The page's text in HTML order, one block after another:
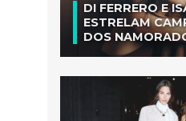
DI FERRERO E
ESTRELAM
DOS